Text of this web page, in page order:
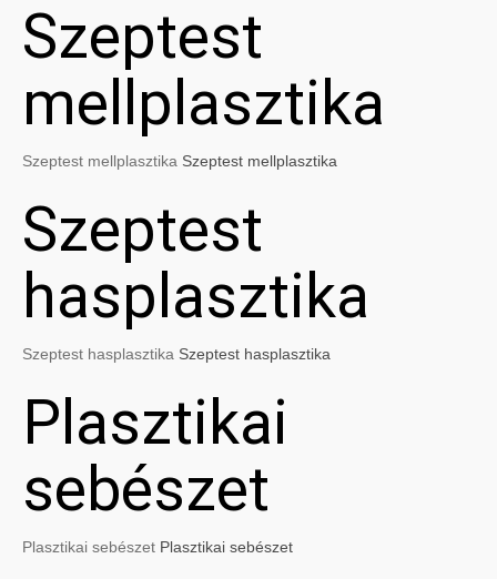
Szeptest
mellplasztika
Szeptest mellplasztika Szeptest mellplasztika
Szeptest
hasplasztika
Szeptest hasplasztika Szeptest hasplasztika
Plasztikai
sebészet
Plasztikai sebészet Plasztikai sebészet